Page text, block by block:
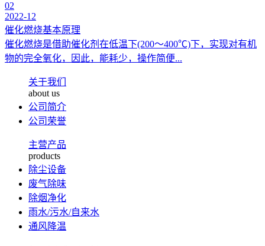
02
2022-12
催化燃烧基本原理
催化燃烧是借助催化剂在低温下(200～400℃)下，实现对有机
物的完全氧化，因此，能耗少，操作简便...
关于我们
about us
公司简介
公司荣誉
主营产品
products
除尘设备
废气除味
除烟净化
雨水/污水/自来水
通风降温